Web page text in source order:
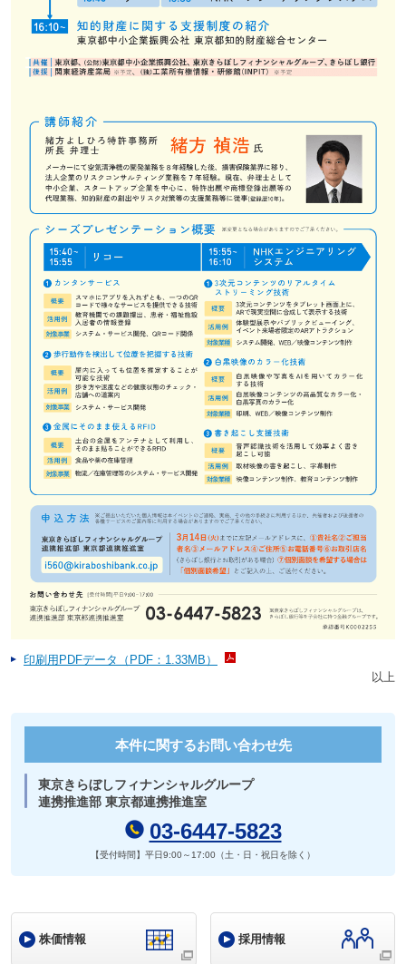
印刷用PDFデータ（PDF：1.33MB）
以上
本件に関するお問い合わせ先
東京きらぼしフィナンシャルグループ
連携推進部 東京都連携推進室
03-6447-5823
【受付時間】平日9:00～17:00（土・日・祝日を除く）
株価情報 採用情報